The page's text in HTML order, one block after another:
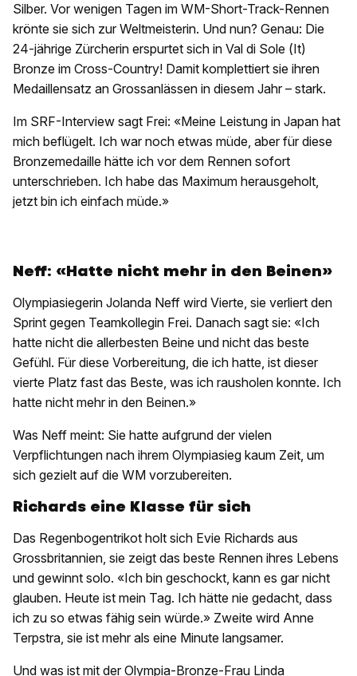
Silber. Vor wenigen Tagen im WM-Short-Track-Rennen
krönte sie sich zur Weltmeisterin. Und nun? Genau: Die
24-jährige Zürcherin erspurtet sich in Val di Sole (It)
Bronze im Cross-Country! Damit komplettiert sie ihren
Medaillensatz an Grossanlässen in diesem Jahr – stark.
Im SRF-Interview sagt Frei: «Meine Leistung in Japan hat
mich beflügelt. Ich war noch etwas müde, aber für diese
Bronzemedaille hätte ich vor dem Rennen sofort
unterschrieben. Ich habe das Maximum herausgeholt,
jetzt bin ich einfach müde.»
Neff: «Hatte nicht mehr in den Beinen»
Olympiasiegerin Jolanda Neff wird Vierte, sie verliert den
Sprint gegen Teamkollegin Frei. Danach sagt sie: «Ich
hatte nicht die allerbesten Beine und nicht das beste
Gefühl. Für diese Vorbereitung, die ich hatte, ist dieser
vierte Platz fast das Beste, was ich rausholen konnte. Ich
hatte nicht mehr in den Beinen.»
Was Neff meint: Sie hatte aufgrund der vielen
Verpflichtungen nach ihrem Olympiasieg kaum Zeit, um
sich gezielt auf die WM vorzubereiten.
Richards eine Klasse für sich
Das Regenbogentrikot holt sich Evie Richards aus
Grossbritannien, sie zeigt das beste Rennen ihres Lebens
und gewinnt solo. «Ich bin geschockt, kann es gar nicht
glauben. Heute ist mein Tag. Ich hätte nie gedacht, dass
ich zu so etwas fähig sein würde.» Zweite wird Anne
Terpstra, sie ist mehr als eine Minute langsamer.
Und was ist mit der Olympia-Bronze-Frau Linda